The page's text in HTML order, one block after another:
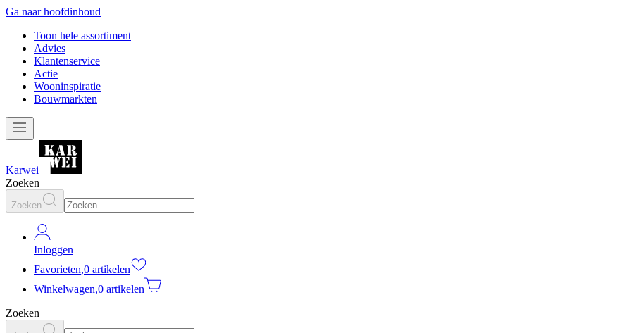
Ga naar hoofdinhoud
Toon hele assortiment
Advies
Klantenservice
Actie
Wooninspiratie
Bouwmarkten
Karwei
Zoeken
Zoeken
Inloggen
Favorieten,0 artikelen
Winkelwagen,0 artikelen
Zoeken